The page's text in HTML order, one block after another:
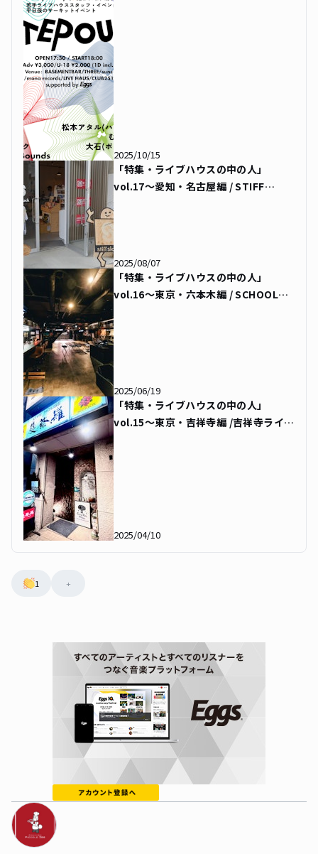
2025/10/15
「特集・ライブハウスの中の人」
vol.17〜愛知・名古屋編 / STIFF
2025/08/07
「特集・ライブハウスの中の人」
vol.16〜東京・六本木編 / SCHOOL
2025/06/19
「特集・ライブハウスの中の人」
vol.15〜東京・吉祥寺編 /吉祥寺ライブ
2025/04/10
1 +